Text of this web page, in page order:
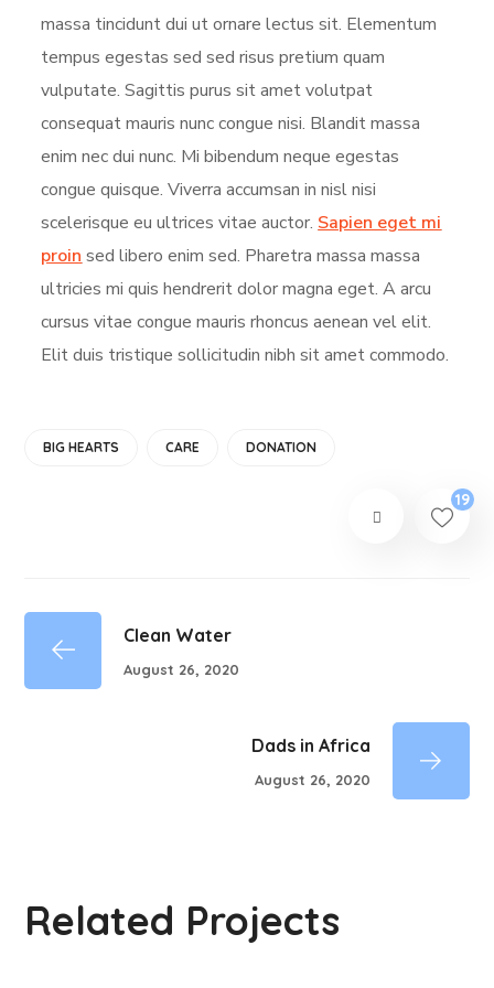
massa tincidunt dui ut ornare lectus sit. Elementum
tempus egestas sed sed risus pretium quam
vulputate. Sagittis purus sit amet volutpat
consequat mauris nunc congue nisi. Blandit massa
enim nec dui nunc. Mi bibendum neque egestas
congue quisque. Viverra accumsan in nisl nisi
scelerisque eu ultrices vitae auctor. Sapien eget mi
proin sed libero enim sed. Pharetra massa massa
ultricies mi quis hendrerit dolor magna eget. A arcu
cursus vitae congue mauris rhoncus aenean vel elit.
Elit duis tristique sollicitudin nibh sit amet commodo.
BIG HEARTS CARE DONATION
19
Clean Water
August 26, 2020
Dads in Africa
August 26, 2020
Related Projects